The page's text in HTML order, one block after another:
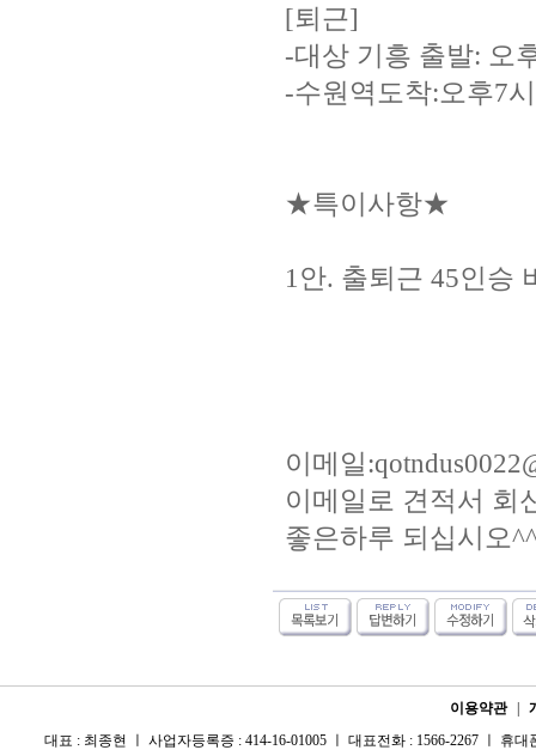
[퇴근]
-대상 기흥 출발: 오
-수원역도착:오후7
★특이사항★
1안. 출퇴근 45인승
이메일
이메일로 견적서 회
좋은하루 되십시오
이용약관
대표 : 최종현 ㅣ 사업자등록증 : 414-16-01005 ㅣ 대표전화 : 1566-2267 ㅣ 휴